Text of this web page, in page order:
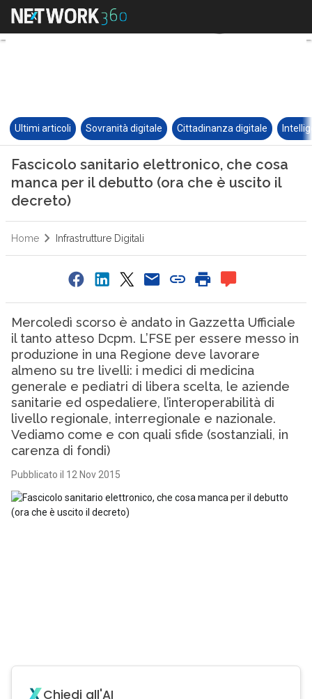
Ultimi articoli Sovranità digitale Cittadinanza digitale
Fascicolo sanitario elettronico, che cosa
manca per il debutto (ora che è uscito il
decreto)
Home Infrastrutture Digitali
Mercoledì scorso è andato in Gazzetta Ufficiale
il tanto atteso Dcpm. L’FSE per essere messo in
produzione in una Regione deve lavorare
almeno su tre livelli: i medici di medicina
generale e pediatri di libera scelta, le aziende
sanitarie ed ospedaliere, l’interoperabilità di
livello regionale, interregionale e nazionale.
Vediamo come e con quali sfide (sostanziali, in
carenza di fondi)
Pubblicato il 12 Nov 2015
Chiedi all'AI